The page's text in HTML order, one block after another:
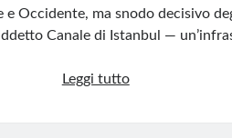
Occidente, ma snodo decisivo
Canale di Istanbul —
Leggi tuttoIl